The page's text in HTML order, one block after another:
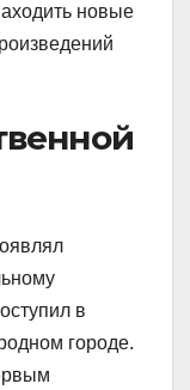
новые
в
городе.